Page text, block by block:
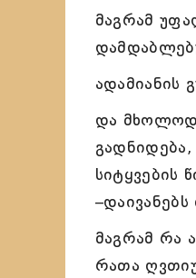
მაგრამ
და მხოლოდ
სიტყვების
მაგრამ რა
რათა